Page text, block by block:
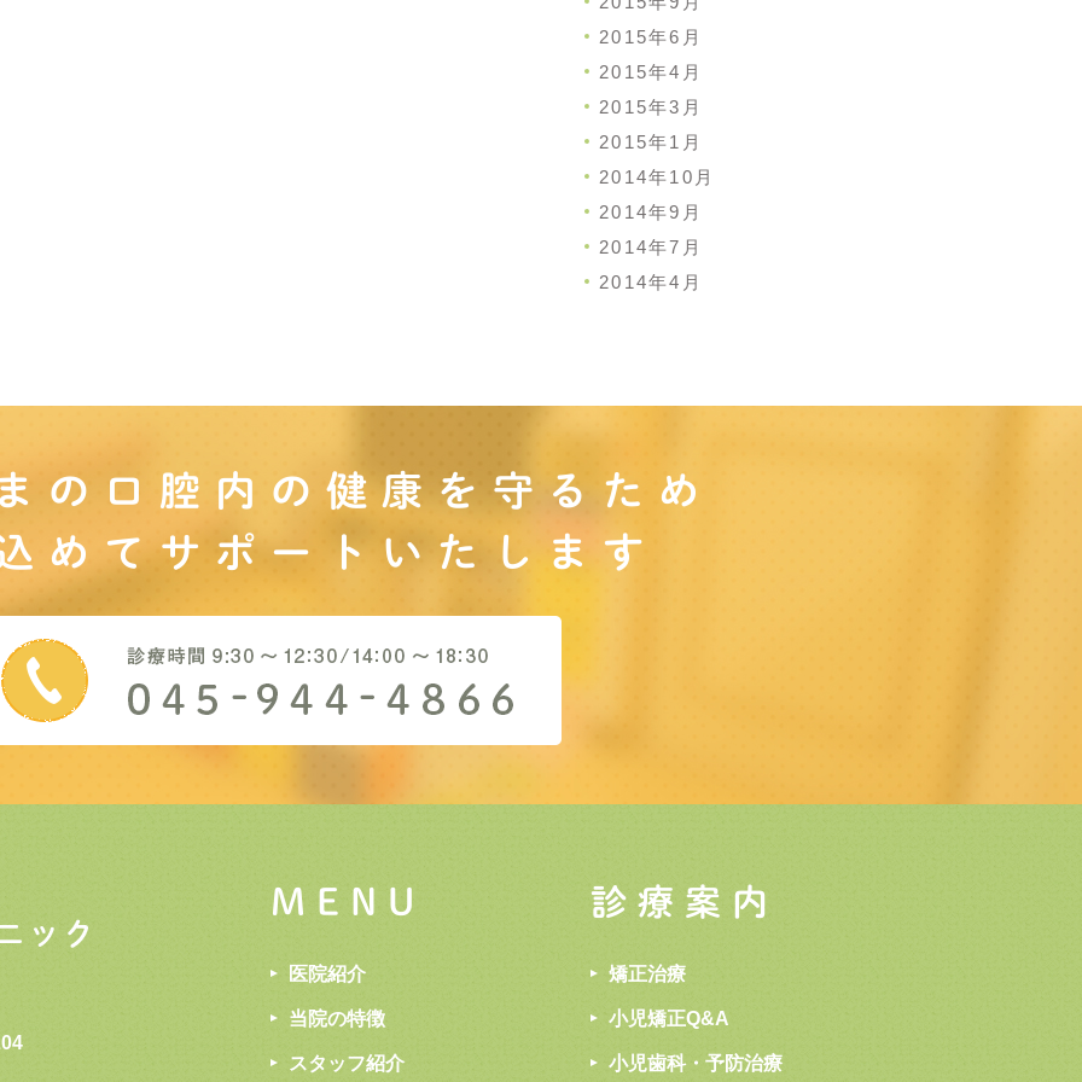
2015年6月
2015年4月
2015年3月
2015年1月
2014年10月
2014年9月
2014年7月
2014年4月
の口腔内の 健康を守るため
めてサポート いたします
MENU
医院紹介
当院の特徴
スタッフ紹介
診療案内
矯正治療
小児矯正Q&A
小児歯科・予防治療